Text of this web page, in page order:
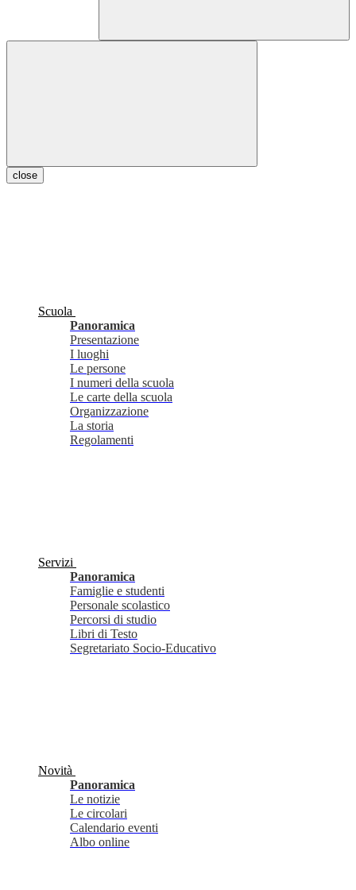
close
Scuola
Panoramica
Presentazione
I luoghi
Le persone
I numeri della scuola
Le carte della scuola
Organizzazione
La storia
Regolamenti
Servizi
Panoramica
Famiglie e studenti
Personale scolastico
Percorsi di studio
Libri di Testo
Segretariato Socio-Educativo
Novità
Panoramica
Le notizie
Le circolari
Calendario eventi
Albo online